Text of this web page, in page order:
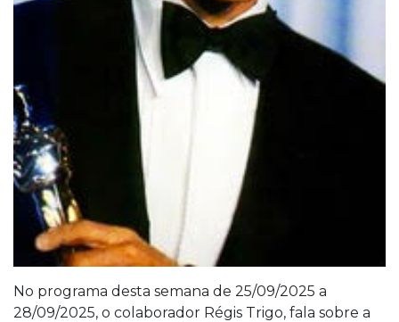
No programa desta semana de 25/09/2025 a
28/09/2025, o colaborador Régis Trigo, fala sobre a